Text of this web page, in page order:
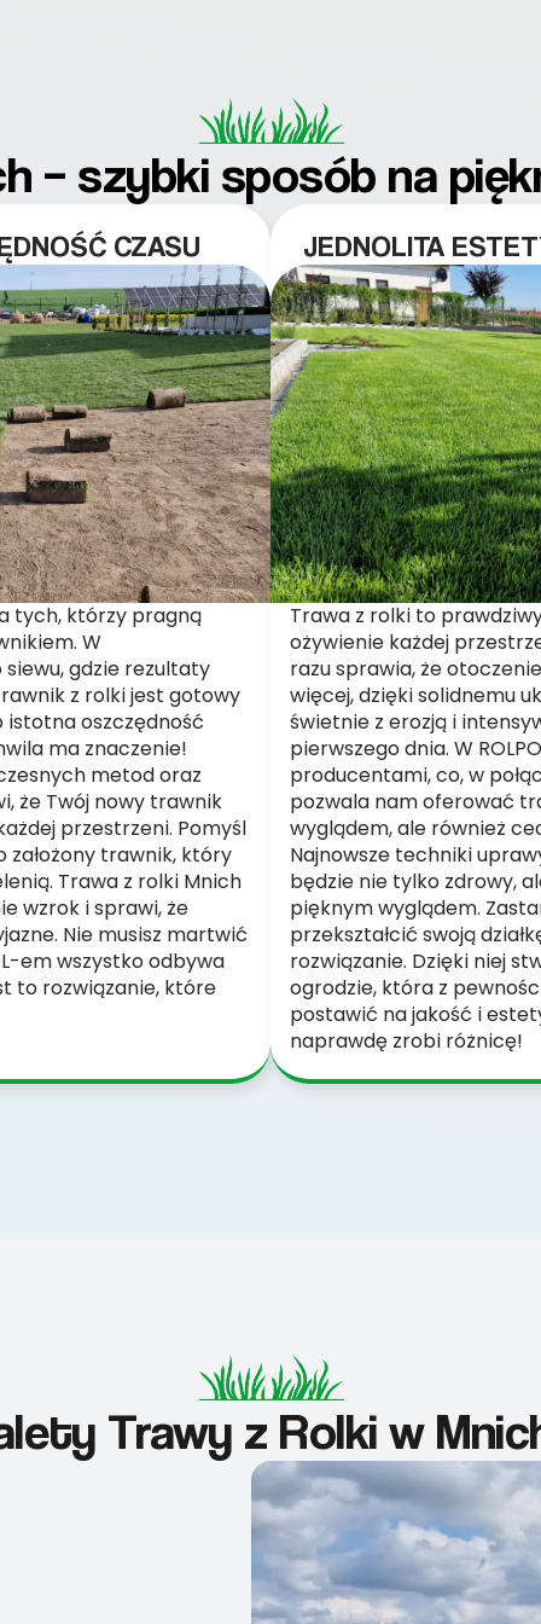
– szybki sposób na
CZASU
tych, którzy pragną
W
gdzie rezultaty
z rolki jest gotowy
istotna oszczędność
ma znaczenie!
metod oraz
że Twój nowy trawnik
przestrzeni. Pomyśl
założony trawnik, który
Trawa z rolki Mnich
wzrok i sprawi, że
Nie musisz martwić
em wszystko odbywa
to rozwiązanie, które
JEDNOLITA
Trawa z rolki to
ożywienie każdej
razu sprawia, że
więcej, dzięki solidnemu
świetnie z erozją i
pierwszego dnia. W
producentami, co, w
pozwala nam oferować
wyglądem, ale również
Najnowsze techniki
będzie nie tylko zdrowy,
pięknym wyglądem.
przekształcić swoją
rozwiązanie. Dzięki niej
ogrodzie, która z
postawić na jakość i
naprawdę zrobi różnicę!
Trawy z Rolki w